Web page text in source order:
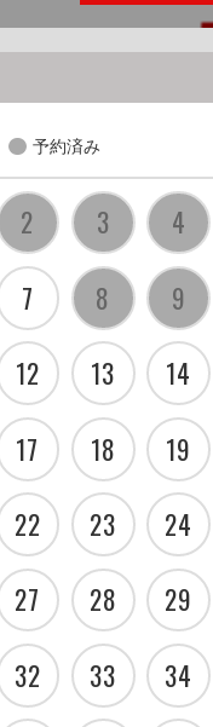
予約済み
2 3 4
7 8 9
12 13 14
17 18 19
22 23 24
27 28 29
32 33 34